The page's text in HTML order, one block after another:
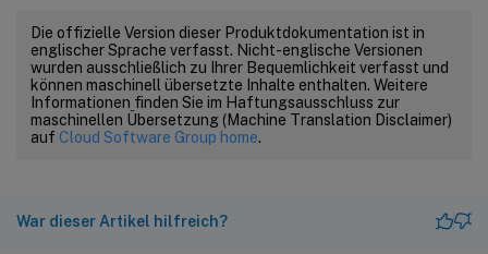
Die offizielle Version dieser Produktdokumentation ist in
englischer Sprache verfasst. Nicht-englische Versionen
wurden ausschließlich zu Ihrer Bequemlichkeit verfasst und
können maschinell übersetzte Inhalte enthalten. Weitere
Informationen finden Sie im Haftungsausschluss zur
maschinellen Übersetzung (Machine Translation Disclaimer)
auf Cloud Software Group home.
War dieser Artikel hilfreich?